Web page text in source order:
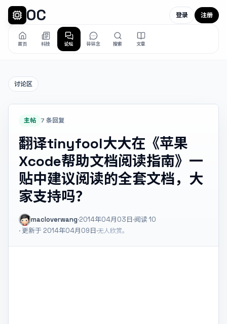
OC
首页 科技 论坛 碎碎念 搜索 文章
登录 注册
讨论区
主帖 7 条回复
翻译tinyfool大大在《苹果
Xcode帮助文档阅读指南》一
贴中建议阅读的全套文档，大
家支持吗？
macloverwang·2014年04月03日·阅读 10
· 更新于 2014年04月09日·无人欣赏。